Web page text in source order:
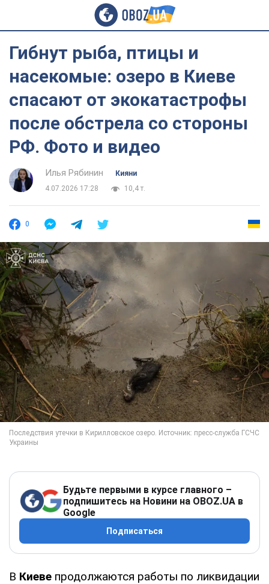
Гибнут рыба, птицы и
насекомые: озеро в Киеве
спасают от экокатастрофы
после обстрела со стороны
РФ. Фото и видео
Илья Рябинин
Кияни
4.07.2026 17:28
10,4 т.
0
Будьте первыми в курсе главного –
подпишитесь на Новини на OBOZ.UA в
Google
Подписаться
В Киеве продолжаются работы по ликвидации